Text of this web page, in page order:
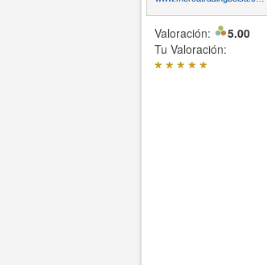
Valoración:
5.00
Tu Valoración:
*****